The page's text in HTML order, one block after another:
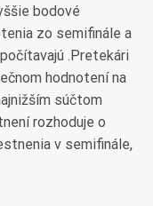
bodové
zo semifinále a
.Pretekári
hodnotení na
súčtom
rozhoduje o
v semifinále,